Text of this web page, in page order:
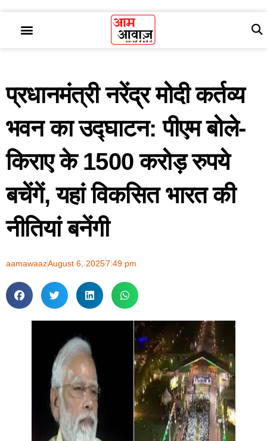
प्रधानमंत्री नरेंद्र मोदी कर्तव्य
भवन का उद्घाटन: पीएम बोले-
किराए के 1500 करोड़ रुपये
बचेंगें, यहां विकसित भारत की
नीतियां बनेंगी
aamawaazAugust 6, 20257:49 pm